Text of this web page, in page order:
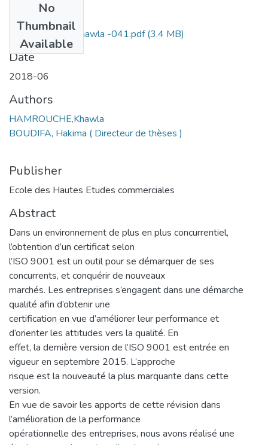
No
Thumbnail
Available
HAMROUCHE Khawla -041.pdf(3.4 MB)
Date
2018-06
Authors
HAMROUCHE,Khawla
BOUDIFA, Hakima ( Directeur de thèses )
Publisher
Ecole des Hautes Etudes commerciales
Abstract
Dans un environnement de plus en plus concurrentiel,
l’obtention d’un certificat selon
l’ISO 9001 est un outil pour se démarquer de ses
concurrents, et conquérir de nouveaux
marchés. Les entreprises s’engagent dans une démarche
qualité afin d’obtenir une
certification en vue d’améliorer leur performance et
d’orienter les attitudes vers la qualité. En
effet, la dernière version de l’ISO 9001 est entrée en
vigueur en septembre 2015. L’approche
risque est la nouveauté la plus marquante dans cette
version.
En vue de savoir les apports de cette révision dans
l’amélioration de la performance
opérationnelle des entreprises, nous avons réalisé une